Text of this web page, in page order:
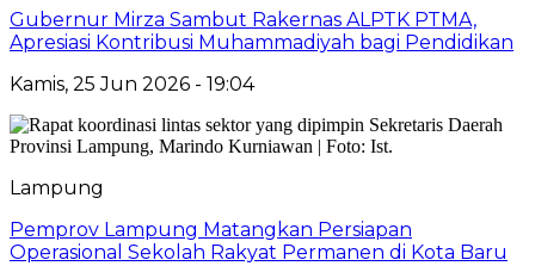
Gubernur Mirza Sambut Rakernas ALPTK PTMA,
Apresiasi Kontribusi Muhammadiyah bagi Pendidikan
Kamis, 25 Jun 2026 - 19:04
Lampung
Pemprov Lampung Matangkan Persiapan
Operasional Sekolah Rakyat Permanen di Kota Baru